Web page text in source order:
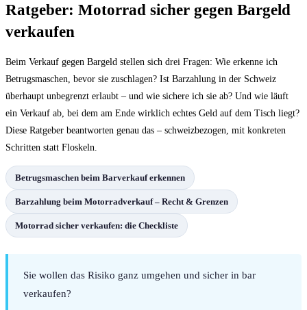
Ratgeber: Motorrad sicher gegen Bargeld
verkaufen
Beim Verkauf gegen Bargeld stellen sich drei Fragen: Wie erkenne ich
Betrugsmaschen, bevor sie zuschlagen? Ist Barzahlung in der Schweiz
überhaupt unbegrenzt erlaubt – und wie sichere ich sie ab? Und wie läuft
ein Verkauf ab, bei dem am Ende wirklich echtes Geld auf dem Tisch liegt?
Diese Ratgeber beantworten genau das – schweizbezogen, mit konkreten
Schritten statt Floskeln.
Betrugsmaschen beim Barverkauf erkennen
Barzahlung beim Motorradverkauf – Recht & Grenzen
Motorrad sicher verkaufen: die Checkliste
Sie wollen das Risiko ganz umgehen und sicher in bar
verkaufen?